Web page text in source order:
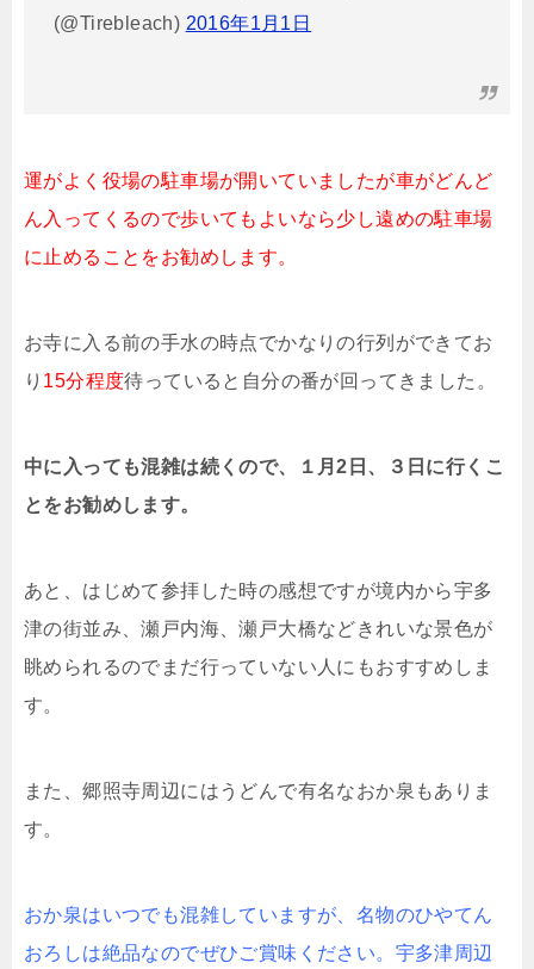
(@Tirebleach) 2016年1月1日
運がよく役場の駐車場が開いていましたが車がどんど
ん入ってくるので歩いてもよいなら少し遠めの駐車場
に止めることをお勧めします。
お寺に入る前の手水の時点でかなりの行列ができてお
り 15分程度待っていると自分の番が回ってきました。
中に入っても混雑は続くので、１月2日、３日に行くこ
とをお勧めします。
あと、はじめて参拝した時の感想ですが境内から宇多
津の街並み、瀬戸内海、瀬戸大橋などきれいな景色が
眺められるのでまだ行っていない人にもおすすめしま
す。
また、郷照寺周辺にはうどんで有名なおか泉もありま
す。
おか泉はいつでも混雑していますが、名物のひやてん
おろしは絶品なのでぜひご賞味ください。宇多津周辺